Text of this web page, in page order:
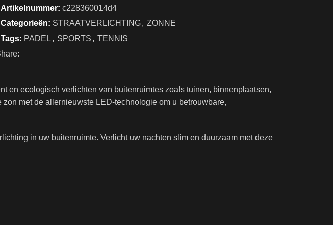
Artikelnummer: c228360014d4
Categorieën: STRAATVERLICHTING, ZONNE
Tags: PADEL , SPORTS , TENNIS
en ecologisch verlichten van buitenruimtes zoals tuinen, binnenplaatsen,
met de allernieuwste LED-technologie om u betrouwbare,
in uw buitenruimte. Verlicht uw nachten slim en duurzaam met deze